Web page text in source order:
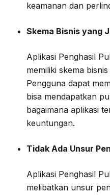
keamanan dan
Skema Bisnis yang
Aplikasi Penghasil
memiliki skema
Pengguna dapat
bisa mendapatkan
bagaimana aplikasi
keuntungan.
Tidak Ada Unsur
Aplikasi Penghasil
melibatkan unsur